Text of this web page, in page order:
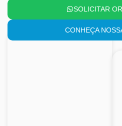
SOLICITAR
CONHEÇA